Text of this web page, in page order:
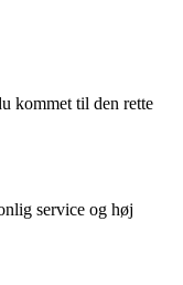
kommet til den rette
service og høj